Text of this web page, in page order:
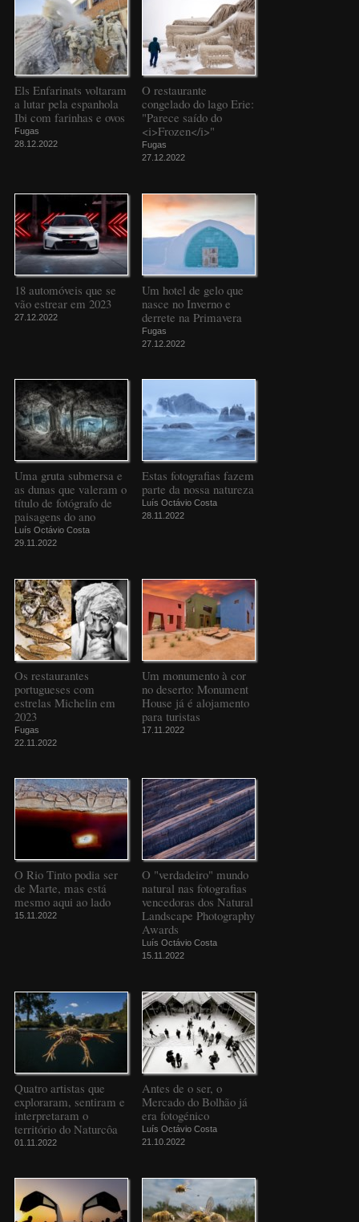
Els Enfarinats voltaram
a lutar pela espanhola
Ibi com farinhas e ovos
Fugas
28.12.2022
O restaurante
congelado do lago Erie:
"Parece saído do
<i>Frozen</i>"
Fugas
27.12.2022
18 automóveis que se
vão estrear em 2023
27.12.2022
Um hotel de gelo que
nasce no Inverno e
derrete na Primavera
Fugas
27.12.2022
Uma gruta submersa e
as dunas que valeram o
título de fotógrafo de
paisagens do ano
Luís Octávio Costa
29.11.2022
Estas fotografias fazem
parte da nossa natureza
Luís Octávio Costa
28.11.2022
Os restaurantes
portugueses com
estrelas Michelin em
2023
Fugas
22.11.2022
Um monumento à cor
no deserto: Monument
House já é alojamento
para turistas
17.11.2022
O Rio Tinto podia ser
de Marte, mas está
mesmo aqui ao lado
15.11.2022
O "verdadeiro" mundo
natural nas fotografias
vencedoras dos Natural
Landscape Photography
Awards
Luís Octávio Costa
15.11.2022
Quatro artistas que
exploraram, sentiram e
interpretaram o
território do Naturcôa
01.11.2022
Antes de o ser, o
Mercado do Bolhão já
era fotogénico
Luís Octávio Costa
21.10.2022